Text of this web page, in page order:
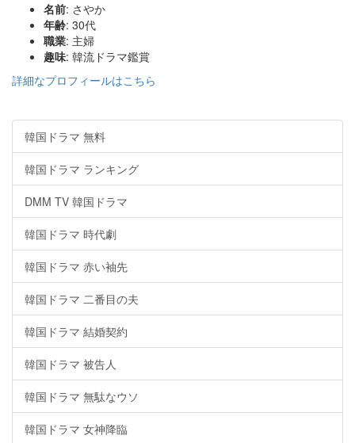
名前: さやか
年齢: 30代
職業: 主婦
趣味: 韓流ドラマ鑑賞
詳細なプロフィールはこちら
韓国ドラマ 無料
韓国ドラマ ランキング
DMM TV 韓国ドラマ
韓国ドラマ 時代劇
韓国ドラマ 赤い袖先
韓国ドラマ 二番目の夫
韓国ドラマ 結婚契約
韓国ドラマ 被告人
韓国ドラマ 無駄なウソ
韓国ドラマ 女神降臨